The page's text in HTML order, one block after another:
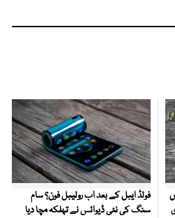
فولڈ ایبل کے بعد اب رولیبل فون؟ سام
سنگ کی نئی ڈیوائس نے تہلکہ مچا دیا